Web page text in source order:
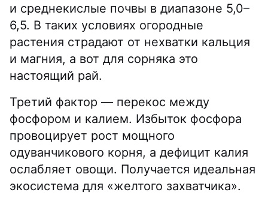
и среднекислые почвы в диапазоне 5,0–
6,5. В таких условиях огородные
растения страдают от нехватки кальция
и магния, а вот для сорняка это
настоящий рай.
Третий фактор — перекос между
фосфором и калием. Избыток фосфора
провоцирует рост мощного
одуванчикового корня, а дефицит калия
ослабляет овощи. Получается идеальная
экосистема для «желтого захватчика».